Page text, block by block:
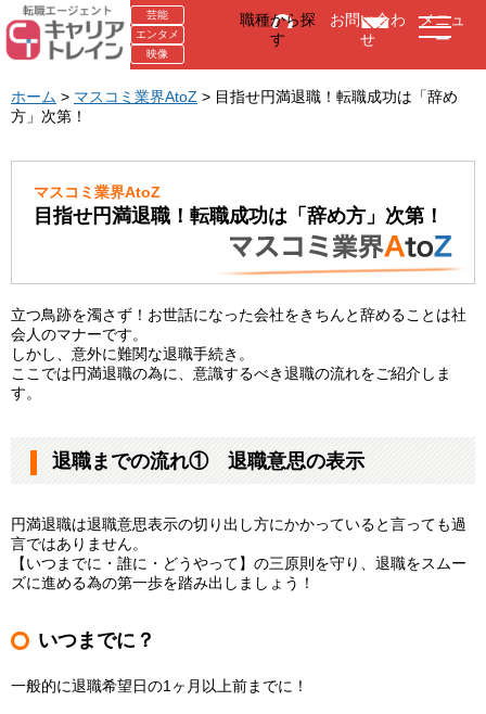
芸能
エンタメ
映像
職種から探
す
お問い合わ
せ
メニュ
ー
ホーム > マスコミ業界AtoZ > 目指せ円満退職！転職成功は「辞め
方」次第！
マスコミ業界AtoZ
目指せ円満退職！転職成功は「辞め方」次第！
立つ鳥跡を濁さず！お世話になった会社をきちんと辞めることは社
会人のマナーです。
しかし、意外に難関な退職手続き。
ここでは円満退職の為に、意識するべき退職の流れをご紹介しま
す。
退職までの流れ① 退職意思の表示
円満退職は退職意思表示の切り出し方にかかっていると言っても過
言ではありません。
【いつまでに・誰に・どうやって】の三原則を守り、退職をスムー
ズに進める為の第一歩を踏み出しましょう！
いつまでに？
一般的に退職希望日の1ヶ月以上前までに！